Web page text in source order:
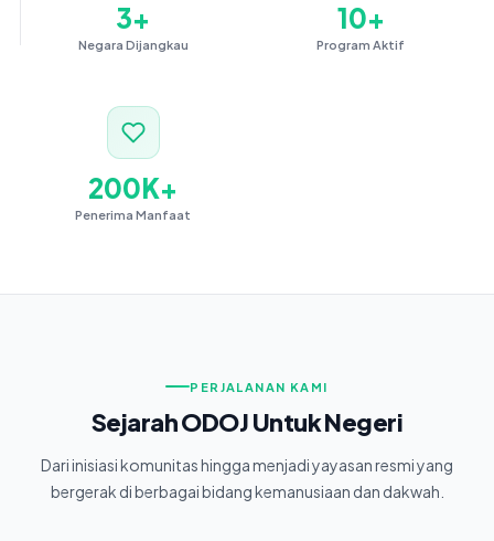
3+
Negara Dijangkau
10+
Program Aktif
200K+
Penerima Manfaat
PERJALANAN KAMI
Sejarah ODOJ Untuk Negeri
Dari inisiasi komunitas hingga menjadi yayasan resmi yang
bergerak di berbagai bidang kemanusiaan dan dakwah.